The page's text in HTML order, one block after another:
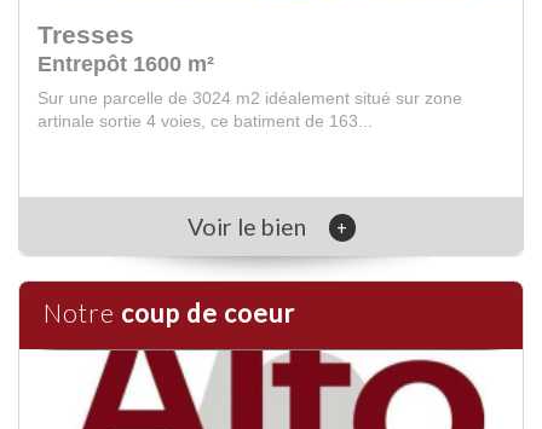
Tresses
Entrepôt 1600 m²
Sur une parcelle de 3024 m2 idéalement situé sur zone
artinale sortie 4 voies, ce batiment de 163...
Voir le bien +
Notre coup de coeur